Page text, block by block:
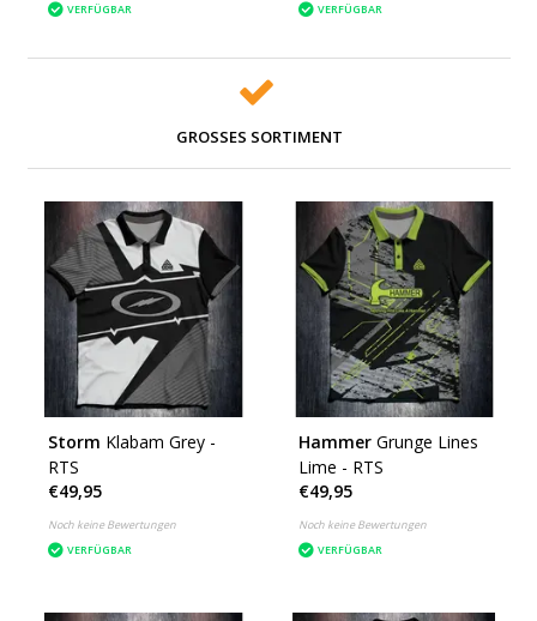
VERFÜGBAR
VERFÜGBAR
GROSSES SORTIMENT
Storm Klabam Grey -
RTS
€49,95
Noch keine Bewertungen
VERFÜGBAR
Hammer Grunge Lines
Lime - RTS
€49,95
Noch keine Bewertungen
VERFÜGBAR